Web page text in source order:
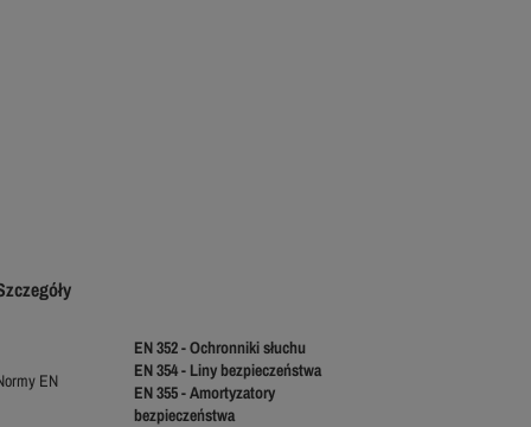
EN
EN 352 - Ochronniki słuchu
EN 354 - Liny bezpieczeństwa
EN 355 - Amortyzatory
bezpieczeństwa